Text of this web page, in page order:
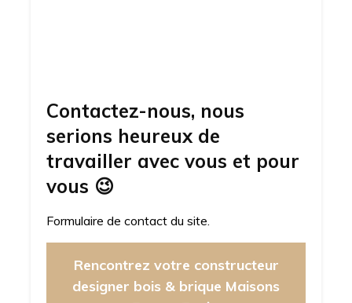
Contactez-nous, nous
serions heureux de
travailler avec vous et pour
vous 😉
Formulaire de contact du site.
Rencontrez votre constructeur
designer bois & brique Maisons